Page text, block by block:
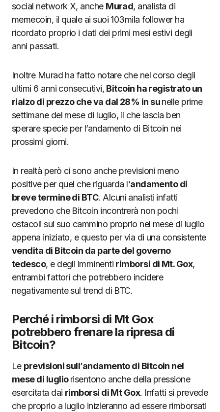
social network X, anche Murad, analista di
memecoin, il quale ai suoi 103mila follower ha
ricordato proprio i dati dei primi mesi estivi degli
anni passati.
Inoltre Murad ha fatto notare che nel corso degli
ultimi 6 anni consecutivi, Bitcoin ha registrato un
rialzo di prezzo che va dal 28% in sunelle prime
settimane del mese di luglio, il che lascia ben
sperare specie per l’andamento di Bitcoin nei
prossimi giorni.
In realtà però ci sono anche previsioni meno
positive per quel che riguarda l’andamento di
breve termine di BTC. Alcuni analisti infatti
prevedono che Bitcoin incontrerà non pochi
ostacoli sul suo cammino proprio nel mese di luglio
appena iniziato, e questo per via di una consistente
vendita di Bitcoin da parte del governo
tedesco, e degli imminenti rimborsi di Mt. Gox,
entrambi fattori che potrebbero incidere
negativamente sul trend di BTC.
Perché i rimborsi di Mt Gox
potrebbero frenare la ripresa di
Bitcoin?
Le previsioni sull’andamento di Bitcoin nel
mese di lugliorisentono anche della pressione
esercitata dai rimborsi di Mt Gox. Infatti si prevede
che proprio a luglio inizieranno ad essere rimborsati